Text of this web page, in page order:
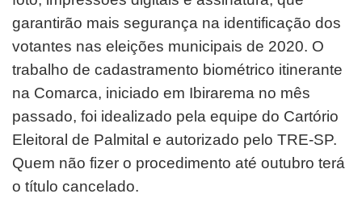
garantirão mais segurança na identificação dos
votantes nas eleições municipais de 2020. O
trabalho de cadastramento biométrico itinerante
na Comarca, iniciado em Ibirarema no mês
passado, foi idealizado pela equipe do Cartório
Eleitoral de Palmital e autorizado pelo TRE-SP.
Quem não fizer o procedimento até outubro terá
o título cancelado.